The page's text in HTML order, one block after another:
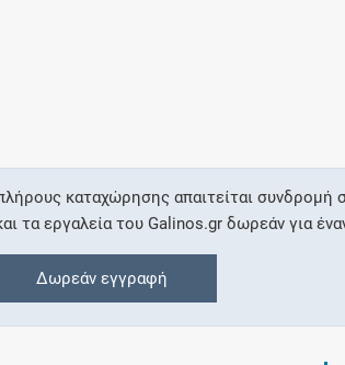
για τα οφέλη και τις
των συνδρομητικών
καταχώρησης απαιτείται συνδρομή
τα εργαλεία του Galinos.gr δωρεάν για
Δωρεάν εγγραφή